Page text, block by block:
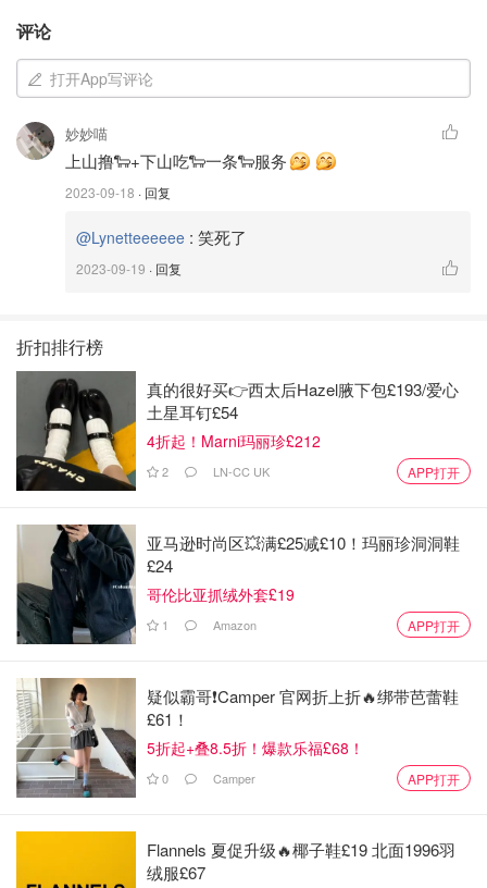
评论
打开App写评论
妙妙喵
上山撸🐑+下山吃🐑一条🐑服务
2023-09-18 · 回复
@Lynetteeeeee : 笑死了
2023-09-19 · 回复
折扣排行榜
真的很好买👉西太后Hazel腋下包£193/爱心
土星耳钉£54
4折起！Marni玛丽珍£212
2 LN-CC UK APP打开
亚马逊时尚区💥满£25减£10！玛丽珍洞洞鞋
£24
哥伦比亚抓绒外套£19
1 Amazon APP打开
疑似霸哥❗️Camper 官网折上折🔥绑带芭蕾鞋
£61！
5折起+叠8.5折！爆款乐福£68！
0 Camper APP打开
Flannels 夏促升级🔥椰子鞋£19 北面1996羽
绒服£67